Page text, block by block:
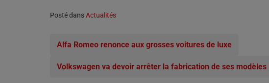
Posté dansActualités
Alfa Romeo renonce aux grosses voitures de luxe
Volkswagen va devoir arrêter la fabrication de ses